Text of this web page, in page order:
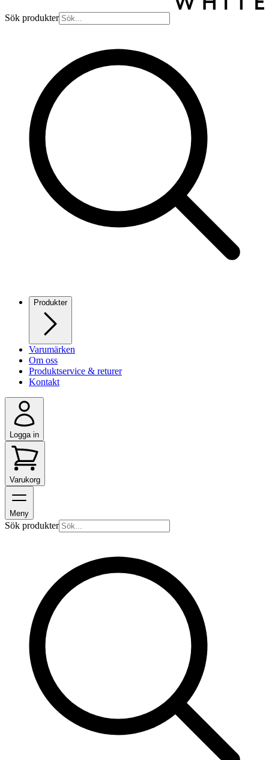
Sök produkter
Produkter
Varumärken
Om oss
Produktservice & returer
Kontakt
Logga in
Varukorg
Meny
Sök produkter